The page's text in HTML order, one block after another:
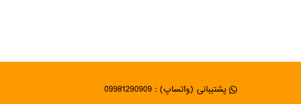
پشتیبانی (واتساپ) : 09981290909